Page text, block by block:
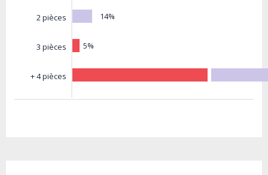
2 pièces
3 pièces
+ 4 pièces
14%
5%